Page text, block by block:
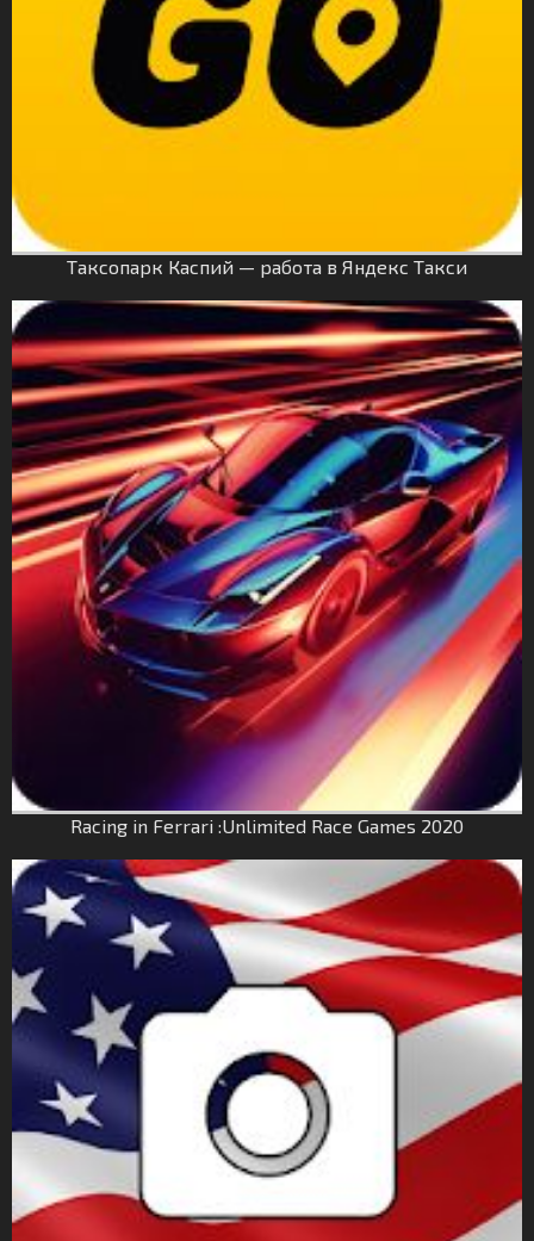
Таксопарк Каспий — работа в Яндекс Такси
Racing in Ferrari :Unlimited Race Games 2020